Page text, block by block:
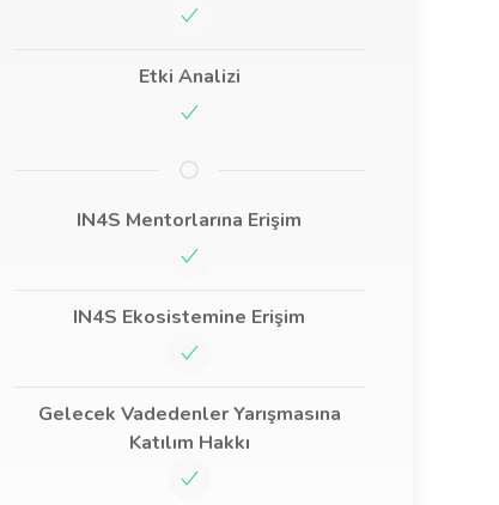
Etki Analizi
IN4S Mentorlarına Erişim
IN4S Ekosistemine Erişim
Gelecek Vadedenler Yarışmasına
Katılım Hakkı